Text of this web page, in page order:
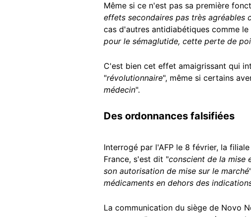
Même si ce n'est pas sa première
effets secondaires pas très agréables
cas d'autres antidiabétiques comme
pour le sémaglutide, cette perte de
C'est bien cet effet amaigrissant qui
"révolutionnaire", même si certains
médecin".
Des ordonnances falsifiées
Interrogé par l'AFP le 8 février, la
France, s'est dit "conscient de la mise
son autorisation de mise sur le marché
médicaments en dehors des
La communication du siège de Novo